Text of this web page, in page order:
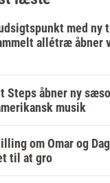
med
allétræ åbner
Steps åbner ny
musik
om Omar og
til at gro